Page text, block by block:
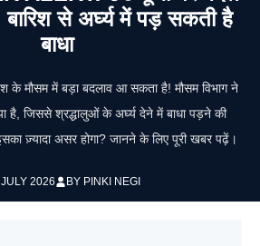
से अर्घ्य में पड़ सकती है
बाधा
के मौसम में बड़ा बदलाव आ सकता है! मौसम विभाग ने
है, जिससे श्रद्धालुओं के अर्घ्य देने में बाधा पड़ने की
ज़्यादा असर होगा? जानने के लिए पूरी खबर पढ़ें।
2026 BY PINKI NEGI